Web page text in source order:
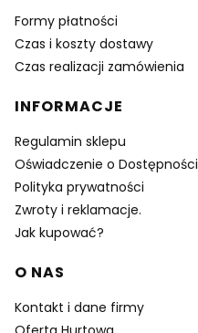
Formy płatności
Czas i koszty dostawy
Czas realizacji zamówienia
INFORMACJE
Regulamin sklepu
Oświadczenie o Dostępności
Polityka prywatności
Zwroty i reklamacje.
Jak kupować?
O NAS
Kontakt i dane firmy